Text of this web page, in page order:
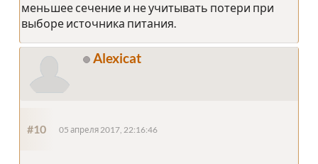
меньшее сечение и не учитывать потери при
выборе источника питания.
Alexicat
#10 05 апреля 2017, 22:16:46